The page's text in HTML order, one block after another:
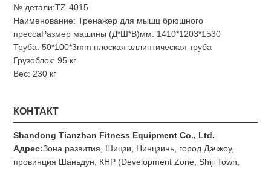
№ детали:TZ-4015
Наименование: Тренажер для мышц брюшного
прессаРазмер машины (Д*Ш*В)мм: 1410*1203*1530
Труба: 50*100*3mm плоская эллиптическая труба
Грузоблок: 95 кг
Вес: 230 кг
КОНТАКТ
Shandong Tianzhan Fitness Equipment Co., Ltd.
Адрес:Зона развития, Шицзи, Нинцзинь, город Дэчжоу,
провинция Шаньдун, КНР (Development Zone, Shiji Town,